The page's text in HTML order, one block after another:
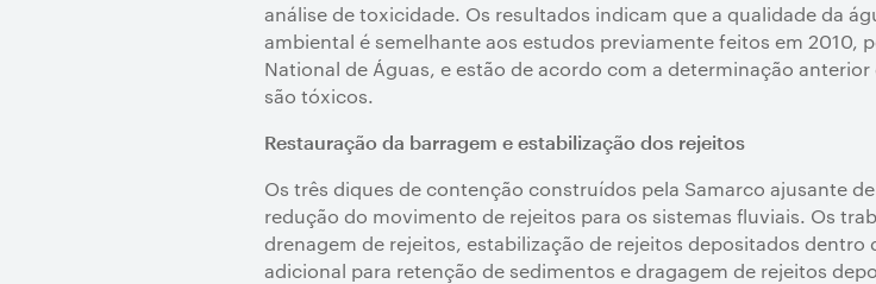
análise de toxicidade. Os resultados indicam que a qualidade da
ambiental é semelhante aos estudos previamente feitos em 2010,
National de Águas, e estão de acordo com a determinação
são tóxicos.
Restauração da barragem e estabilização dos rejeitos
Os três diques de contenção construídos pela Samarco ajusante
redução do movimento de rejeitos para os sistemas fluviais. Os
drenagem de rejeitos, estabilização de rejeitos depositados
adicional para retenção de sedimentos e dragagem de rejeitos